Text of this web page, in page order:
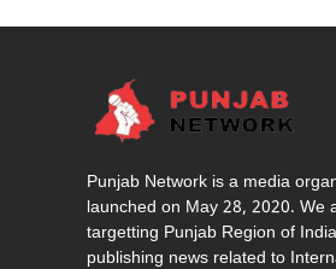
Punjab Network is a media
launched on May 28, 2020. We
targetting Punjab Region of
publishing news related to